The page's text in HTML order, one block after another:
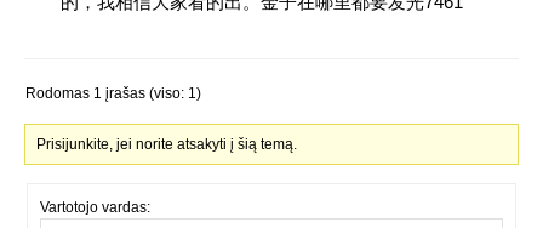
Rodomas 1 įrašas (viso: 1)
Prisijunkite, jei norite atsakyti į šią temą.
Vartotojo vardas: